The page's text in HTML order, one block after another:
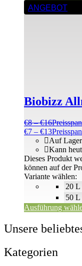
ANGEBOT
Biobizz
€8 –€16
€7 – €13
20 L
50 L
Auf Lager
Kann
Variante wählen:
Ausführung
Dieses Produkt
können auf der
Unsere
Kategorien